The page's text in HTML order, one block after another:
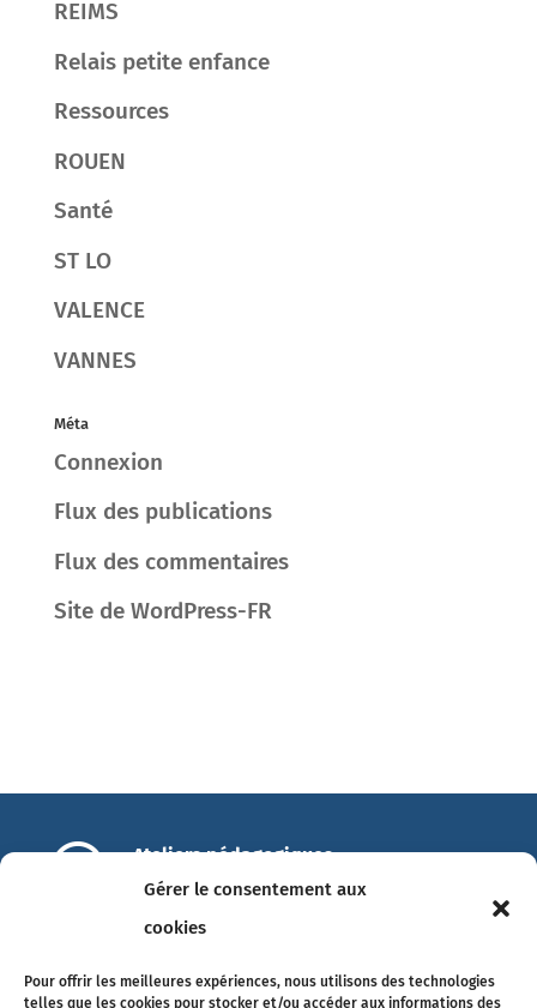
Gérer le consentement aux
cookies
Pour offrir les meilleures expériences, nous utilisons des technologies
telles que les cookies pour stocker et/ou accéder aux informations des
REIMS
Relais petite enfance
Ressources
ROUEN
Santé
ST LO
VALENCE
VANNES
Méta
Connexion
Flux des publications
Flux des commentaires
Site de WordPress-FR
Ateliers pédagogiques
14 Allée François Mitterrand
Tél. 02 41 18 89 75